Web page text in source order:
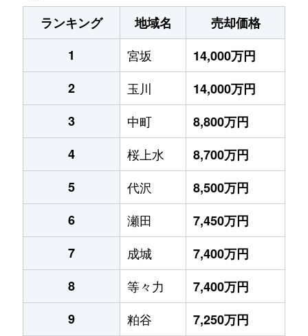
ランキング
地域名
売却価格
1
宮坂
14,000万円
2
玉川
14,000万円
3
中町
8,800万円
4
桜上水
8,700万円
5
代沢
8,500万円
6
瀬田
7,450万円
7
成城
7,400万円
8
等々力
7,400万円
9
粕谷
7,250万円